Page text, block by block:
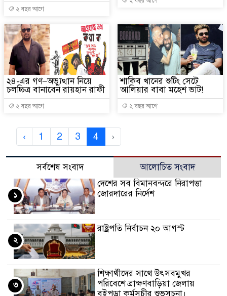
২ বছর আগে
২৪-এর গণ–অভ্যুত্থান নিয়ে
চলচ্চিত্র বানাবেন রায়হান রাফী
২ বছর আগে
শাকিব খানের শুটিং সেটে
আলিয়ার বাবা মহেশ ভাট!
২ বছর আগে
‹ 1 2 3 4 ›
সর্বশেষ সংবাদ
আলোচিত সংবাদ
দেশের সব বিমানবন্দরে নিরাপত্তা
জোরদারের নির্দেশ
১
রাষ্ট্রপতি নির্বাচন ২০ আগস্ট
২
শিক্ষার্থীদের সাথে উৎসবমুখর
পরিবেশে ব্রাক্ষণবাড়িয়া জেলায়
বইপড়া কর্মসূচীর শুভসূচনা।
৩